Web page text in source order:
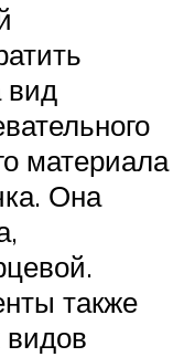
вид
материала
Она
также
видов